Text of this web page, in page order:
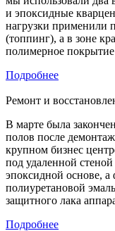
и эпоксидные
нагрузки применили
(топпинг), а в зоне
полимерное
Подробнее
Ремонт и
В марте была
полов после
крупном бизнес
под удаленной
эпоксидной основе,
полиуретановой
защитного лака
Подробнее